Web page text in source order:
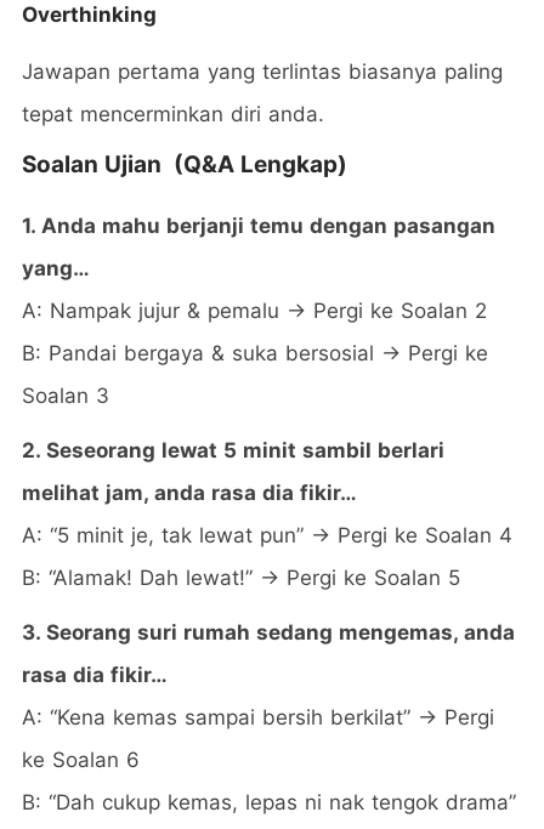
Overthinking
Jawapan pertama yang terlintas biasanya paling
tepat mencerminkan diri anda.
Soalan Ujian (Q&A Lengkap)
1. Anda mahu berjanji temu dengan pasangan
yang…
A: Nampak jujur & pemalu → Pergi ke Soalan 2
B: Pandai bergaya & suka bersosial → Pergi ke
Soalan 3
2. Seseorang lewat 5 minit sambil berlari
melihat jam, anda rasa dia fikir…
A: “5 minit je, tak lewat pun” → Pergi ke Soalan 4
B: “Alamak! Dah lewat!” → Pergi ke Soalan 5
3. Seorang suri rumah sedang mengemas, anda
rasa dia fikir…
A: “Kena kemas sampai bersih berkilat” → Pergi
ke Soalan 6
B: “Dah cukup kemas, lepas ni nak tengok drama”